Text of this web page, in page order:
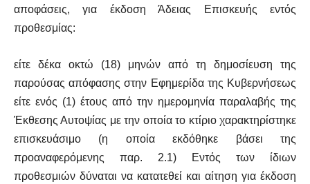
αποφάσεις, για έκδοση Άδειας Επισκευής εντός
προθεσμίας:
είτε δέκα οκτώ (18) μηνών από τη δημοσίευση της
παρούσας απόφασης στην Εφημερίδα της Κυβερνήσεως
είτε ενός (1) έτους από την ημερομηνία παραλαβής της
Έκθεσης Αυτοψίας με την οποία το κτίριο χαρακτηρίστηκε
επισκευάσιμο (η οποία εκδόθηκε βάσει της
προαναφερόμενης παρ. 2.1) Εντός των ίδιων
προθεσμιών δύναται να κατατεθεί και αίτηση για έκδοση